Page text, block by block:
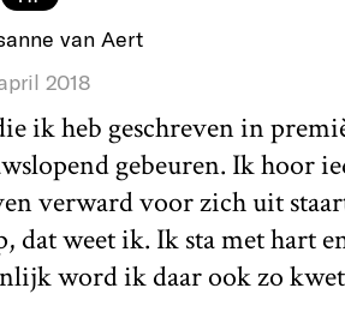
van Aert
2018
ik heb geschreven in
gebeuren. Ik hoor
verward voor zich uit
dat weet ik. Ik sta met hart
word ik daar ook zo